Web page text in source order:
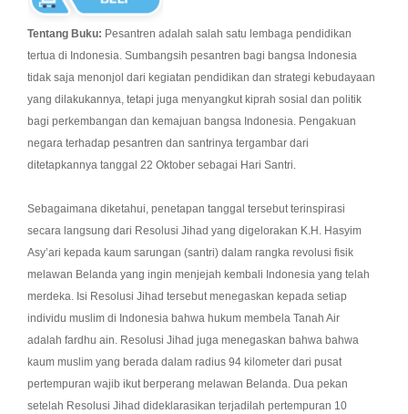
Tentang Buku: Pesantren adalah salah satu lembaga pendidikan
tertua di Indonesia. Sumbangsih pesantren bagi bangsa Indonesia
tidak saja menonjol dari kegiatan pendidikan dan strategi kebudayaan
yang dilakukannya, tetapi juga menyangkut kiprah sosial dan politik
bagi perkembangan dan kemajuan bangsa Indonesia. Pengakuan
negara terhadap pesantren dan santrinya tergambar dari
ditetapkannya tanggal 22 Oktober sebagai Hari Santri.
Sebagaimana diketahui, penetapan tanggal tersebut terinspirasi
secara langsung dari Resolusi Jihad yang digelorakan K.H. Hasyim
Asy’ari kepada kaum sarungan (santri) dalam rangka revolusi fisik
melawan Belanda yang ingin menjejah kembali Indonesia yang telah
merdeka. Isi Resolusi Jihad tersebut menegaskan kepada setiap
individu muslim di Indonesia bahwa hukum membela Tanah Air
adalah fardhu ain. Resolusi Jihad juga menegaskan bahwa bahwa
kaum muslim yang berada dalam radius 94 kilometer dari pusat
pertempuran wajib ikut berperang melawan Belanda. Dua pekan
setelah Resolusi Jihad dideklarasikan terjadilah pertempuran 10